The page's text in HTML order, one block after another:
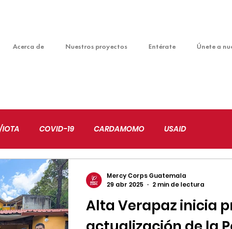
Acerca de Nuestros proyectos Entérate Únete a
IOTA COVID-19 CARDAMOMO USAID
EDUCACIÓN
EMPRENDIMIENTOAlta Verapaz inicia
Mercy Corps Guatemala
29 abr 2025
2 min de lectura